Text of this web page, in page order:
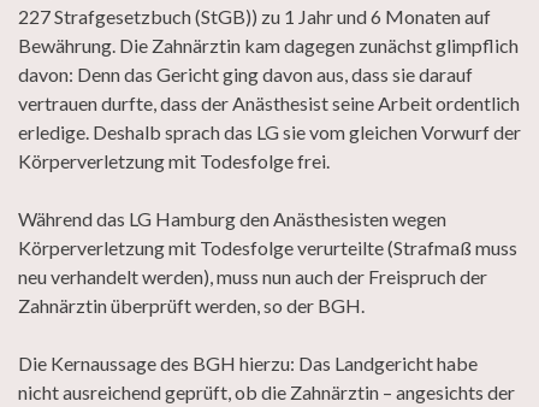
227 Strafgesetzbuch (StGB)) zu 1 Jahr und 6 Monaten auf
Bewährung. Die Zahnärztin kam dagegen zunächst glimpflich
davon: Denn das Gericht ging davon aus, dass sie darauf
vertrauen durfte, dass der Anästhesist seine Arbeit ordentlich
erledige. Deshalb sprach das LG sie vom gleichen Vorwurf der
Körperverletzung mit Todesfolge frei.
Während das LG Hamburg den Anästhesisten wegen
Körperverletzung mit Todesfolge verurteilte (Strafmaß muss
neu verhandelt werden), muss nun auch der Freispruch der
Zahnärztin überprüft werden, so der BGH.
Die Kernaussage des BGH hierzu: Das Landgericht habe
nicht ausreichend geprüft, ob die Zahnärztin – angesichts der